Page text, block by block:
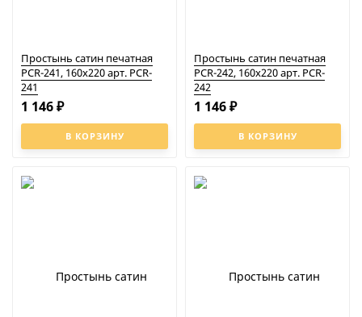
Простынь сатин печатная
PCR-241, 160x220 арт. PCR-
241
В КОРЗИНУ
1 146 ₽
Простынь сатин печатная
PCR-242, 160x220 арт. PCR-
242
В КОРЗИНУ
1 146 ₽